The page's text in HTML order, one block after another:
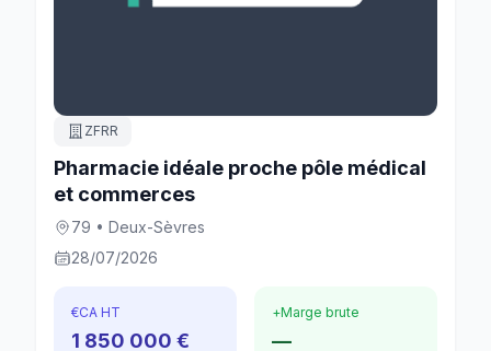
ZFRR
Pharmacie idéale proche pôle médical
et commerces
79 • Deux-Sèvres
28/07/2026
€CA HT
1 850 000 €
+Marge brute
—